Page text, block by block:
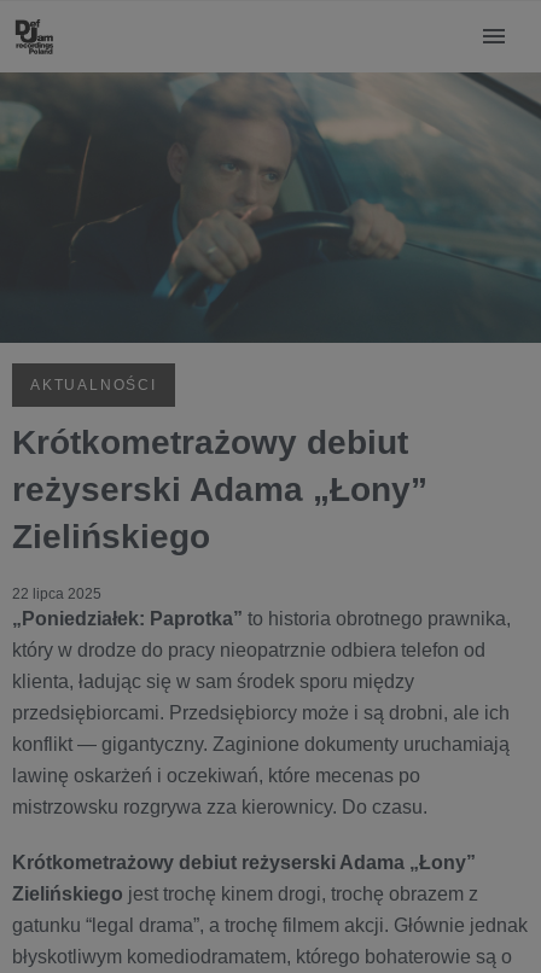
AKTUALNOŚCI
Krótkometrażowy debiut
reżyserski Adama „Łony”
Zielińskiego
22 lipca 2025
„Poniedziałek: Paprotka” to historia obrotnego prawnika,
który w drodze do pracy nieopatrznie odbiera telefon od
klienta, ładując się w sam środek sporu między
przedsiębiorcami. Przedsiębiorcy może i są drobni, ale ich
konflikt — gigantyczny. Zaginione dokumenty uruchamiają
lawinę oskarżeń i oczekiwań, które mecenas po
mistrzowsku rozgrywa zza kierownicy. Do czasu.
Krótkometrażowy debiut reżyserski Adama „Łony”
Zielińskiego jest trochę kinem drogi, trochę obrazem z
gatunku “legal drama”, a trochę filmem akcji. Głównie jednak
błyskotliwym komediodramatem, którego bohaterowie są o